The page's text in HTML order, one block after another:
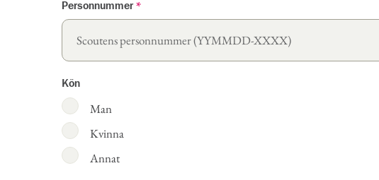
Personnummer *
Kön
Man
Kvinna
Annat